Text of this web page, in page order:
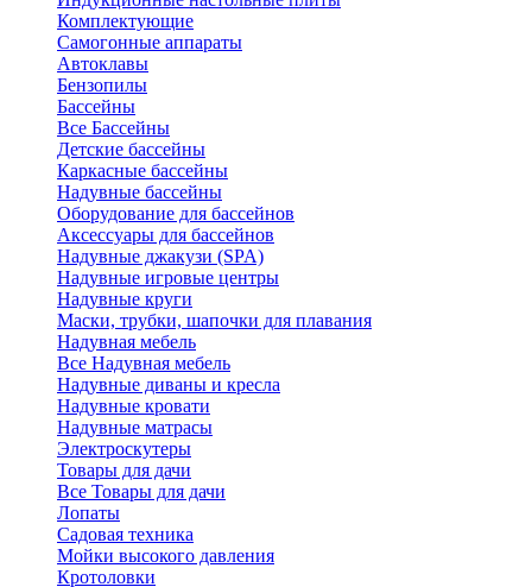
Комплектующие
Самогонные аппараты
Автоклавы
Бензопилы
Бассейны
Все Бассейны
Детские бассейны
Каркасные бассейны
Надувные бассейны
Оборудование для бассейнов
Аксессуары для бассейнов
Надувные джакузи (SPA)
Надувные игровые центры
Надувные круги
Маски, трубки, шапочки для плавания
Надувная мебель
Все Надувная мебель
Надувные диваны и кресла
Надувные кровати
Надувные матрасы
Электроскутеры
Товары для дачи
Все Товары для дачи
Лопаты
Садовая техника
Мойки высокого давления
Кротоловки